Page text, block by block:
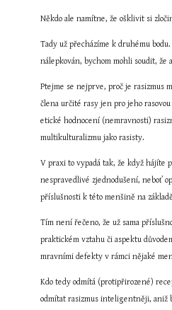
Někdo ale namítne, že ošklivit si
Tady už přecházíme k druhému
nálepkován, bychom mohli soudit, že
Ptejme se nejprve, proč je rasizmus
člena určité rasy jen pro jeho
etické hodnocení (nemravnosti)
multikulturalizmu jako rasisty.
V praxi to vypadá tak, že když hájíte
nespravedlivé zjednodušení, neboť
příslušnosti k této menšině na
Tím není řečeno, že už sama
praktickém vztahu či aspektu
mravními defekty v rámci nějaké
Kdo tedy odmítá (protipřirozené)
odmítat rasizmus inteligentněji, aniž